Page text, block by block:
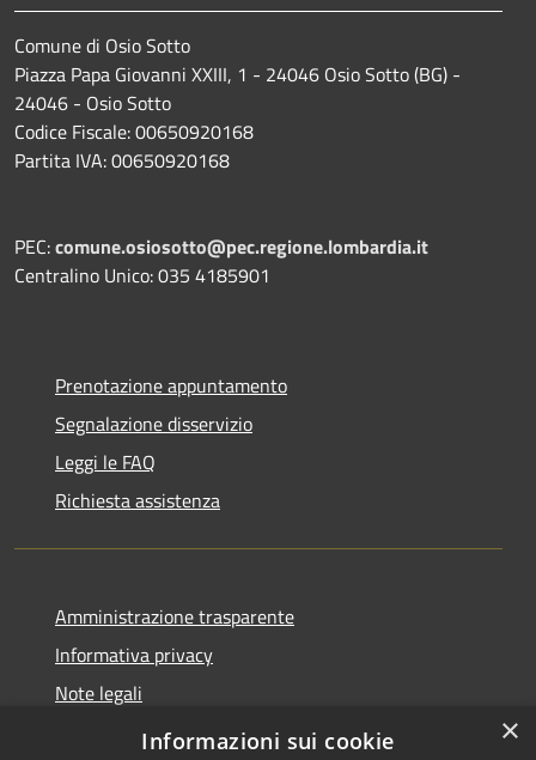
Comune di Osio Sotto
Piazza Papa Giovanni XXIII, 1 - 24046 Osio Sotto (BG) -
24046 - Osio Sotto
Codice Fiscale: 00650920168
Partita IVA: 00650920168
PEC:comune.osiosotto@pec.regione.lombardia.it
Centralino Unico: 035 4185901
Prenotazione appuntamento
Segnalazione disservizio
Leggi le FAQ
Richiesta assistenza
Amministrazione trasparente
Informativa privacy
Note legali
Dichiarazione di accessibilità 2025
×
Informazioni sui cookie